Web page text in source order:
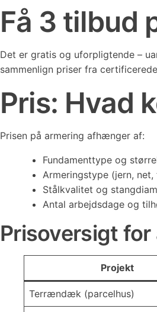
Få 3 tilbud
Det er gratis og uforpligtende –
sammenlign priser fra
Pris: Hvad
Prisen på armering afhænger af:
Fundamenttype og
Armeringstype (jern, net,
Stålkvalitet og
Antal arbejdsdage og
Prisoversigt
Projekt
Terrændæk (parcelhus)